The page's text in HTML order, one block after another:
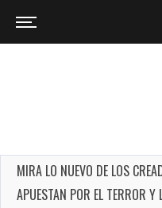
MIRA LO NUEVO DE LOS
APUESTAN POR EL TERROR Y